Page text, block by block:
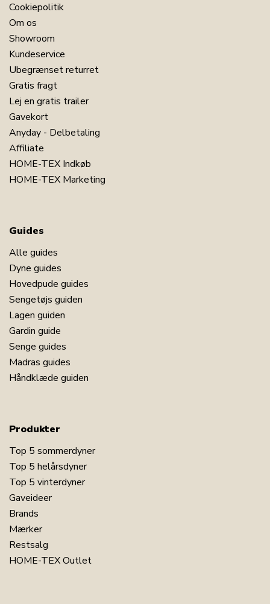
Cookiepolitik
Om os
Showroom
Kundeservice
Ubegrænset returret
Gratis fragt
Lej en gratis trailer
Gavekort
Anyday - Delbetaling
Affiliate
HOME-TEX Indkøb
HOME-TEX Marketing
Guides
Alle guides
Dyne guides
Hovedpude guides
Sengetøjs guiden
Lagen guiden
Gardin guide
Senge guides
Madras guides
Håndklæde guiden
Produkter
Top 5 sommerdyner
Top 5 helårsdyner
Top 5 vinterdyner
Gaveideer
Brands
Mærker
Restsalg
HOME-TEX Outlet